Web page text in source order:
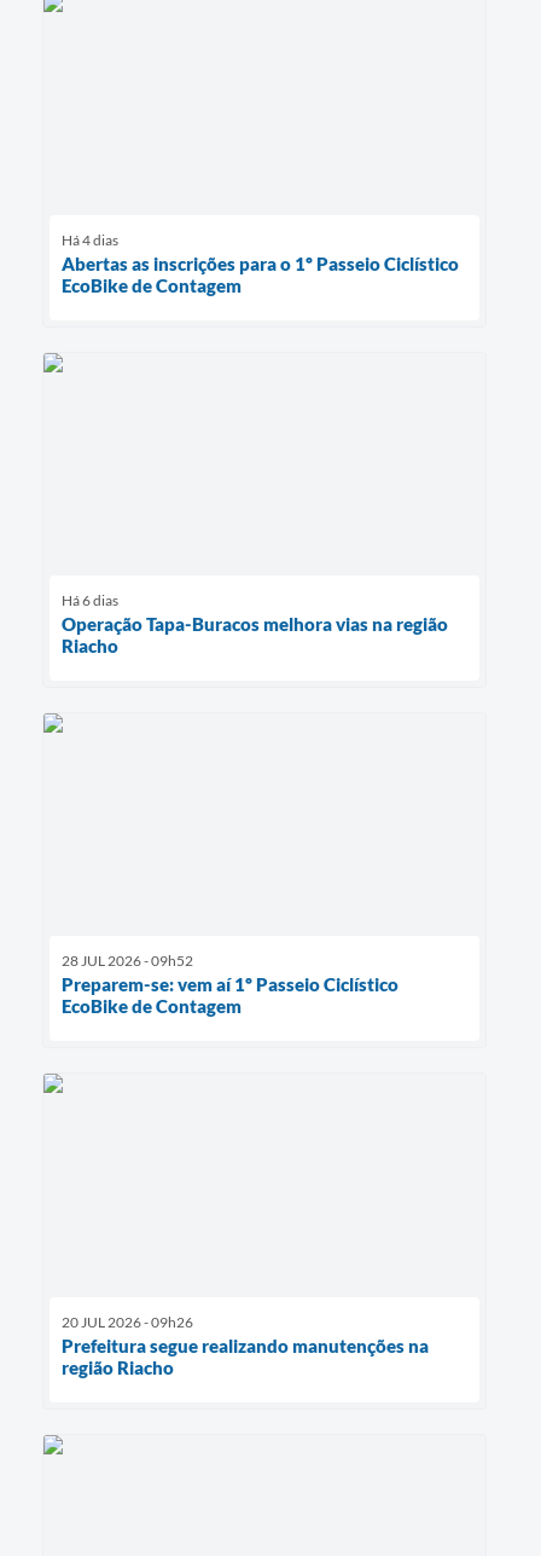
Há 4 dias
Abertas as inscrições para o 1º Passeio Ciclístico
EcoBike de Contagem
Há 6 dias
Operação Tapa-Buracos melhora vias na região
Riacho
28 JUL 2026 - 09h52
Preparem-se: vem aí 1º Passeio Ciclístico
EcoBike de Contagem
20 JUL 2026 - 09h26
Prefeitura segue realizando manutenções na
região Riacho